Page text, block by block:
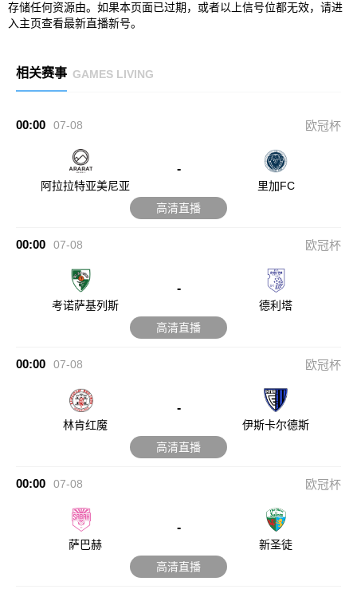
存储任何资源由。如果本页面已过期，或者以上信号位都无效，请进
入主页查看最新直播新号。
相关赛事 GAMES LIVING
00:00 07-08 欧冠杯
阿拉拉特亚美尼亚
-
里加FC
高清直播
00:00 07-08 欧冠杯
考诺萨基列斯
-
德利塔
高清直播
00:00 07-08 欧冠杯
林肯红魔
-
伊斯卡尔德斯
高清直播
00:00 07-08 欧冠杯
萨巴赫
-
新圣徒
高清直播